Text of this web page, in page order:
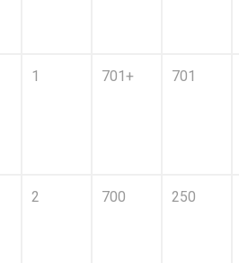
1 701+ 701
2 700 250